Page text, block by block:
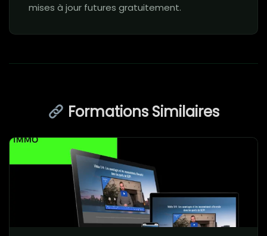
mises à jour futures gratuitement.
Formations Similaires